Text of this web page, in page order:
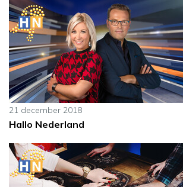
21 december 2018
Hallo Nederland